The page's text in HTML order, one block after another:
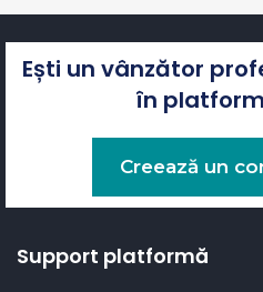
Ești un vânzător
în
Creează un
Support platformă